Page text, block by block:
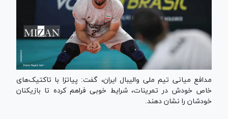
مدافع میانی تیم ملی والیبال ایران، گفت: پیاتزا با تاکتیک‌های
خاص خودش در تمرینات، شرایط خوبی فراهم کرده تا بازیکنان
خودشان را نشان دهند.